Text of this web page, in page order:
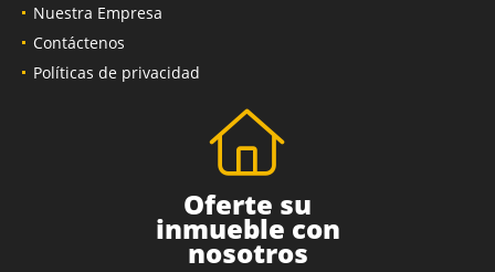
Nuestra Empresa
Contáctenos
Políticas de privacidad
Oferte su
inmueble con
nosotros